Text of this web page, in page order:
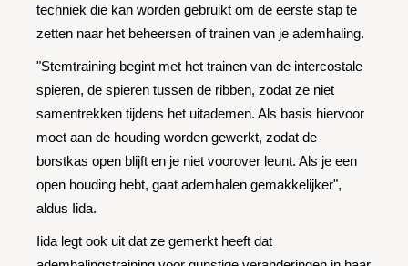
techniek die kan worden gebruikt om de eerste stap te
zetten naar het beheersen of trainen van je ademhaling.
"Stemtraining begint met het trainen van de intercostale
spieren, de spieren tussen de ribben, zodat ze niet
samentrekken tijdens het uitademen. Als basis hiervoor
moet aan de houding worden gewerkt, zodat de
borstkas open blijft en je niet voorover leunt. Als je een
open houding hebt, gaat ademhalen gemakkelijker",
aldus Iida.
Iida legt ook uit dat ze gemerkt heeft dat